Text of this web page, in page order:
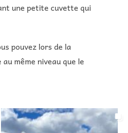
une petite cuvette qui
pouvez lors de la
même niveau que le